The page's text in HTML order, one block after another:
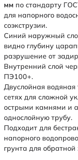
мм по стандарту
для напорного
соэкструзии.
Синий наружный
видно глубину
разрушение от
Внутренний слой
ПЭ100+.
Двуслойная
сетях для сложной
острыми камнями и
однослойную трубу.
Подходит для
напорного
грунта для